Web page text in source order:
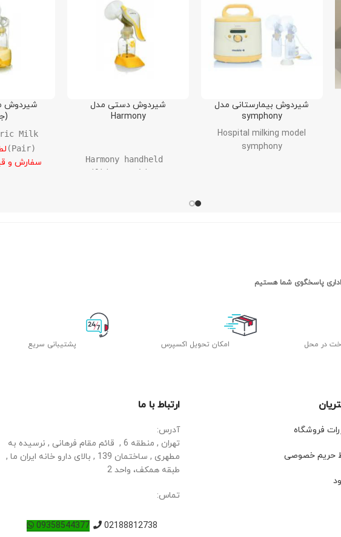
شیردوش بیمارستانی مدل
symphony
Hospital milking model
symphony
شیردوش دستی مدل
Harmony
Harmony handheld
milking machine
شیردوش
Milk
(Pair)
سفارش و
در محل اﻣﮑﺎن ﺗﺤﻮﯾﻞ اﮐﺴﭙﺮس پشتیبانی سریع
فروشگاه
حریم خصوصی
ارتباط با ما
آدرس:
تهران , منطقه 6 , قائم مقام فرهانی , نرسیده به
مطهری , ساختمان 139 , بالای دارو خانه ایران ما ,
طبقه همکف، واحد 2
تماس:
02188812738
09358544377